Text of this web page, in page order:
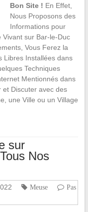
Bon Site ! En Effet,
Nous Proposons des
Informations pour
Vivant sur Bar-le-Duc
Vous Ferez la
Libres Installées dans
Techniques
Mentionnés dans
et Discuter avec des
une Ville ou un Village
sur
Nos
Meuse
Pas